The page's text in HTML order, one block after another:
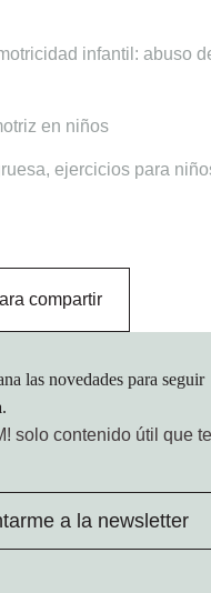
infantil: abuso
en niños
ejercicios para
compartir
las novedades para seguir
.
solo contenido útil que te
a la newsletter